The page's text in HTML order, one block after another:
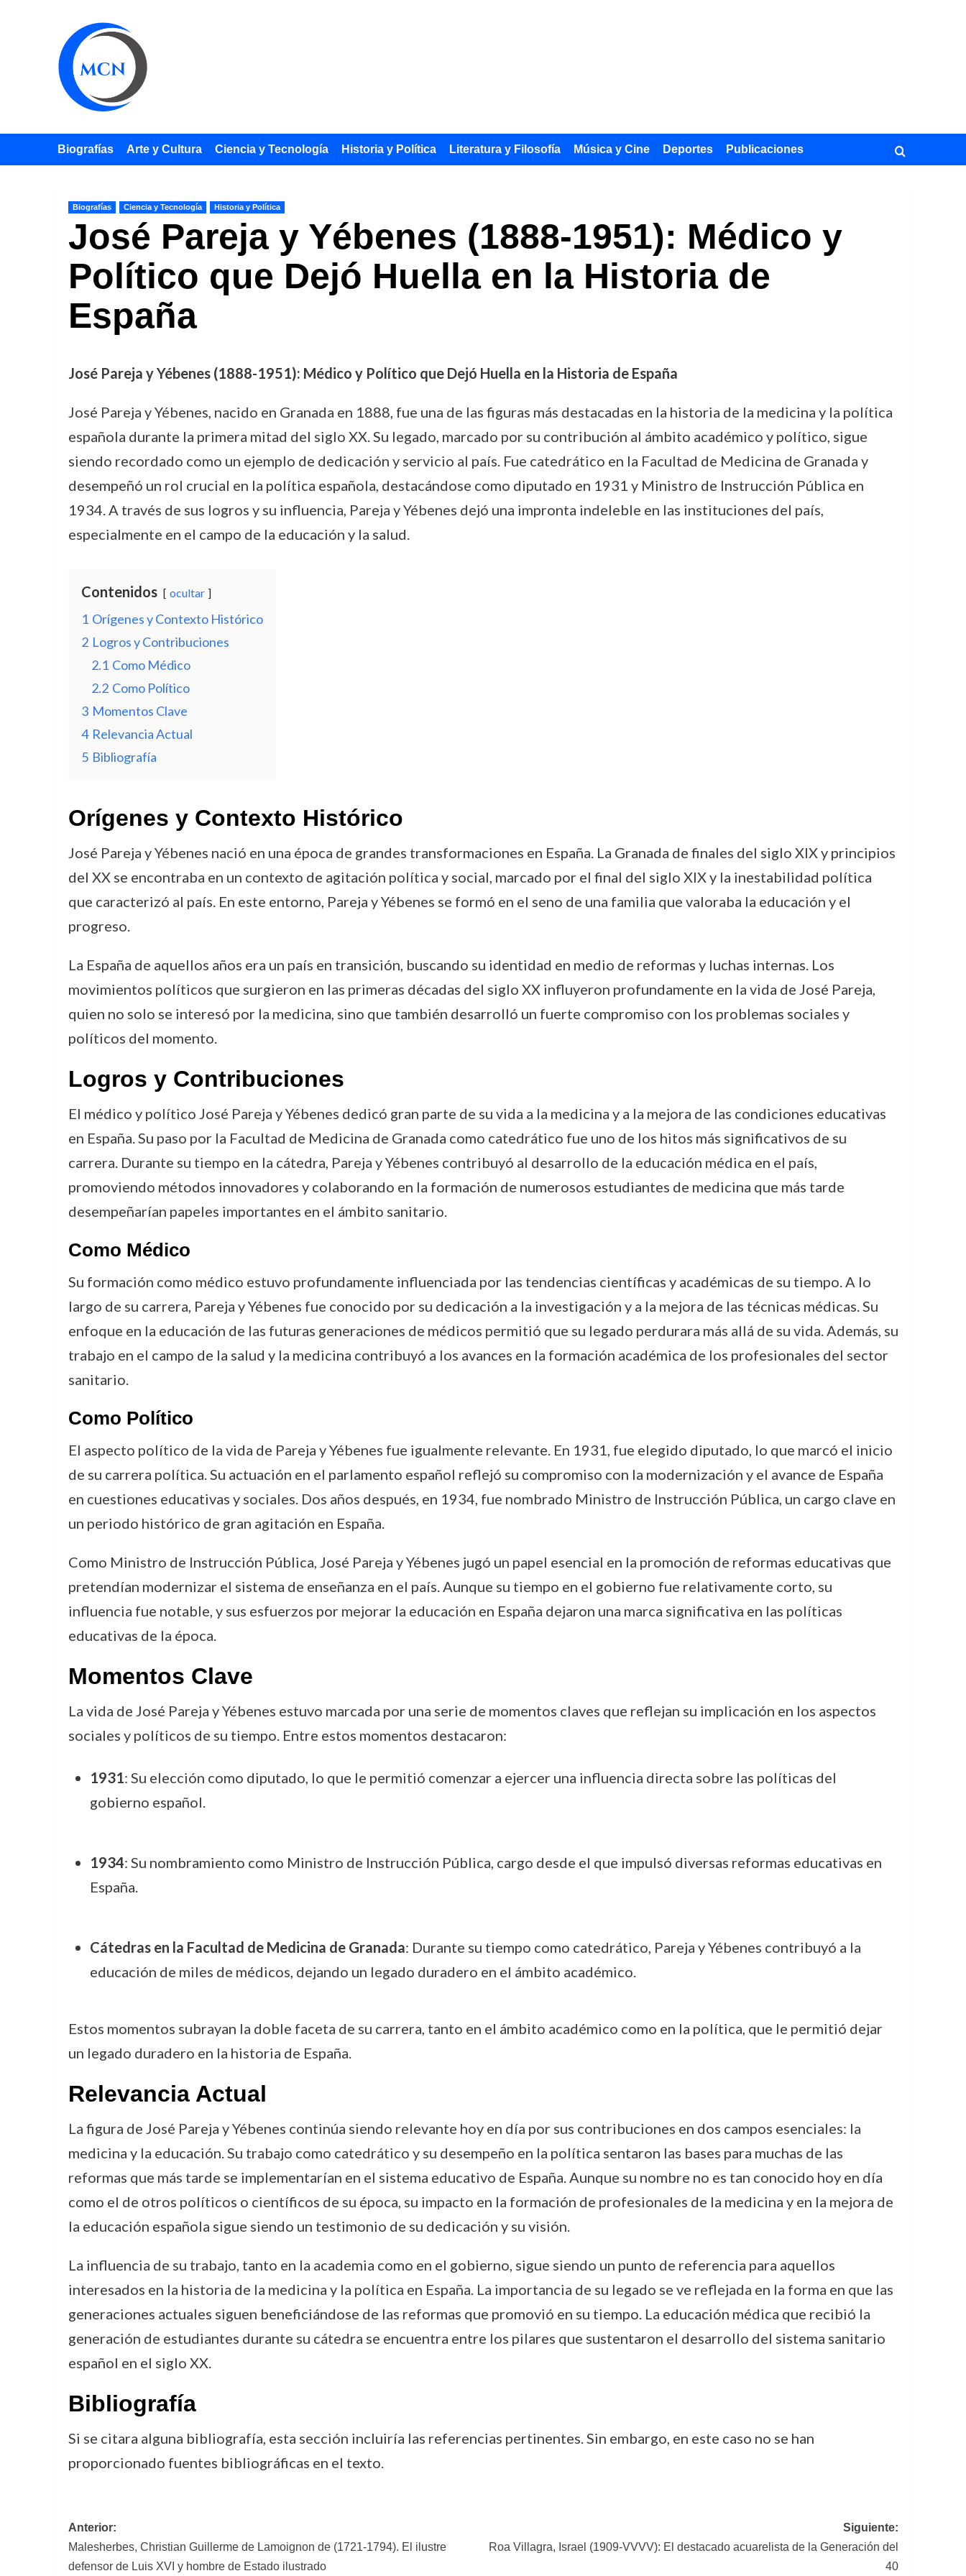
Biografías Arte y Cultura Ciencia y Tecnología Historia y Política Literatura y Filosofía Música y Cine Deportes Publicaciones
Biografías Ciencia y Tecnología Historia y Política
José Pareja y Yébenes (1888-1951): Médico y
Político que Dejó Huella en la Historia de
España
José Pareja y Yébenes (1888-1951): Médico y Político que Dejó Huella en la Historia de España
José Pareja y Yébenes, nacido en Granada en 1888, fue una de las figuras más destacadas en la historia de la medicina y la política
española durante la primera mitad del siglo XX. Su legado, marcado por su contribución al ámbito académico y político, sigue
siendo recordado como un ejemplo de dedicación y servicio al país. Fue catedrático en la Facultad de Medicina de Granada y
desempeñó un rol crucial en la política española, destacándose como diputado en 1931 y Ministro de Instrucción Pública en
1934. A través de sus logros y su influencia, Pareja y Yébenes dejó una impronta indeleble en las instituciones del país,
especialmente en el campo de la educación y la salud.
Contenidos ocultar
1 Orígenes y Contexto Histórico
2 Logros y Contribuciones
2.1 Como Médico
2.2 Como Político
3 Momentos Clave
4 Relevancia Actual
5 Bibliografía
Orígenes y Contexto Histórico
José Pareja y Yébenes nació en una época de grandes transformaciones en España. La Granada de finales del siglo XIX y principios
del XX se encontraba en un contexto de agitación política y social, marcado por el final del siglo XIX y la inestabilidad política
que caracterizó al país. En este entorno, Pareja y Yébenes se formó en el seno de una familia que valoraba la educación y el
progreso.
La España de aquellos años era un país en transición, buscando su identidad en medio de reformas y luchas internas. Los
movimientos políticos que surgieron en las primeras décadas del siglo XX influyeron profundamente en la vida de José Pareja,
quien no solo se interesó por la medicina, sino que también desarrolló un fuerte compromiso con los problemas sociales y
políticos del momento.
Logros y Contribuciones
El médico y político José Pareja y Yébenes dedicó gran parte de su vida a la medicina y a la mejora de las condiciones educativas
en España. Su paso por la Facultad de Medicina de Granada como catedrático fue uno de los hitos más significativos de su
carrera. Durante su tiempo en la cátedra, Pareja y Yébenes contribuyó al desarrollo de la educación médica en el país,
promoviendo métodos innovadores y colaborando en la formación de numerosos estudiantes de medicina que más tarde
desempeñarían papeles importantes en el ámbito sanitario.
Como Médico
Su formación como médico estuvo profundamente influenciada por las tendencias científicas y académicas de su tiempo. A lo
largo de su carrera, Pareja y Yébenes fue conocido por su dedicación a la investigación y a la mejora de las técnicas médicas. Su
enfoque en la educación de las futuras generaciones de médicos permitió que su legado perdurara más allá de su vida. Además, su
trabajo en el campo de la salud y la medicina contribuyó a los avances en la formación académica de los profesionales del sector
sanitario.
Como Político
El aspecto político de la vida de Pareja y Yébenes fue igualmente relevante. En 1931, fue elegido diputado, lo que marcó el inicio
de su carrera política. Su actuación en el parlamento español reflejó su compromiso con la modernización y el avance de España
en cuestiones educativas y sociales. Dos años después, en 1934, fue nombrado Ministro de Instrucción Pública, un cargo clave en
un periodo histórico de gran agitación en España.
Como Ministro de Instrucción Pública, José Pareja y Yébenes jugó un papel esencial en la promoción de reformas educativas que
pretendían modernizar el sistema de enseñanza en el país. Aunque su tiempo en el gobierno fue relativamente corto, su
influencia fue notable, y sus esfuerzos por mejorar la educación en España dejaron una marca significativa en las políticas
educativas de la época.
Momentos Clave
La vida de José Pareja y Yébenes estuvo marcada por una serie de momentos claves que reflejan su implicación en los aspectos
sociales y políticos de su tiempo. Entre estos momentos destacaron:
1931: Su elección como diputado, lo que le permitió comenzar a ejercer una influencia directa sobre las políticas del
gobierno español.
1934: Su nombramiento como Ministro de Instrucción Pública, cargo desde el que impulsó diversas reformas educativas en
España.
Cátedras en la Facultad de Medicina de Granada: Durante su tiempo como catedrático, Pareja y Yébenes contribuyó a la
educación de miles de médicos, dejando un legado duradero en el ámbito académico.
Estos momentos subrayan la doble faceta de su carrera, tanto en el ámbito académico como en la política, que le permitió dejar
un legado duradero en la historia de España.
Relevancia Actual
La figura de José Pareja y Yébenes continúa siendo relevante hoy en día por sus contribuciones en dos campos esenciales: la
medicina y la educación. Su trabajo como catedrático y su desempeño en la política sentaron las bases para muchas de las
reformas que más tarde se implementarían en el sistema educativo de España. Aunque su nombre no es tan conocido hoy en día
como el de otros políticos o científicos de su época, su impacto en la formación de profesionales de la medicina y en la mejora de
la educación española sigue siendo un testimonio de su dedicación y su visión.
La influencia de su trabajo, tanto en la academia como en el gobierno, sigue siendo un punto de referencia para aquellos
interesados en la historia de la medicina y la política en España. La importancia de su legado se ve reflejada en la forma en que las
generaciones actuales siguen beneficiándose de las reformas que promovió en su tiempo. La educación médica que recibió la
generación de estudiantes durante su cátedra se encuentra entre los pilares que sustentaron el desarrollo del sistema sanitario
español en el siglo XX.
Bibliografía
Si se citara alguna bibliografía, esta sección incluiría las referencias pertinentes. Sin embargo, en este caso no se han
proporcionado fuentes bibliográficas en el texto.
Navegación
de
Anterior:
Malesherbes, Christian Guillerme de Lamoignon de (1721-1794). El ilustre
defensor de Luis XVI y hombre de Estado ilustrado
Siguiente:
Roa Villagra, Israel (1909-VVVV): El destacado acuarelista de la Generación del
40